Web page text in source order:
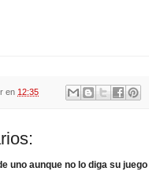
en 12:35
uno aunque no lo diga su